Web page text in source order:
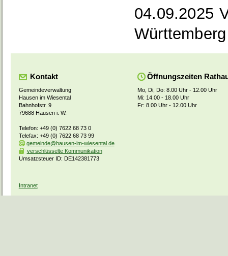
04.09.2025
Württemberg
Kontakt
Gemeindeverwaltung
Hausen im Wiesental
Bahnhofstr. 9
79688 Hausen i. W.
Telefon: +49 (0) 7622 68 73 0
Telefax: +49 (0) 7622 68 73 99
gemeinde@hausen-im-wiesental.de
verschlüsselte Kommunikation
Umsatzsteuer ID: DE142381773
Öffnungszeiten
Mo, Di, Do: 8.00 Uhr - 12.00 Uhr
Mi: 14.00 - 18.00 Uhr
Fr: 8.00 Uhr - 12.00 Uhr
Intranet